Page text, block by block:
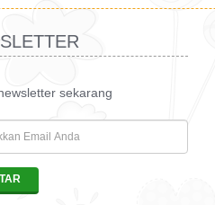
sekarang